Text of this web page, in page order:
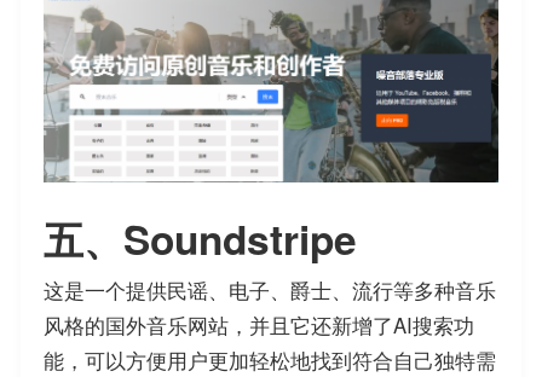
五、Soundstripe
这是一个提供民谣、电子、爵士、流行等多种音乐
风格的国外音乐网站，并且它还新增了AI搜索功
能，可以方便用户更加轻松地找到符合自己独特需